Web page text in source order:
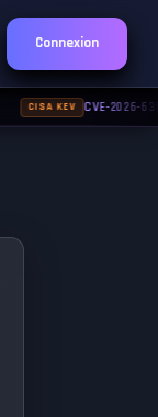
Connexion
CISA KEV CVE-2026-